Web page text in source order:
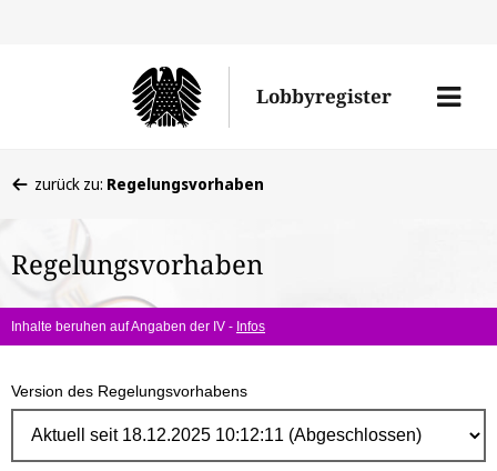
Lobbyregister
Menü
befinden
hier:
zurück zu: Regelungsvorhaben
Regelungsvorhaben
Inhalte beruhen auf Angaben der IV - Infos
Version des Regelungsvorhabens